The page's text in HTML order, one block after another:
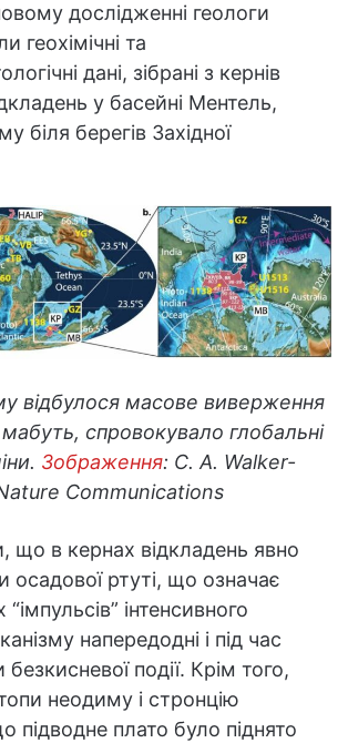
дослідженні геологи
геохімічні та
дані, зібрані з кернів
у басейні Ментель,
біля берегів Західної
відбулося масове виверження
спровокувало глобальні
Зображення: C. A. Walker-
Communications
що в кернах відкладень явно
осадової ртуті, що означає
інтенсивного
напередодні і під час
безкисневої події. Крім того,
неодиму і стронцію
підводне плато було піднято